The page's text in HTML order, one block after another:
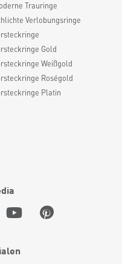
Trauringe
Verlobungsringe
Gold
Weißgold
Roségold
Platin